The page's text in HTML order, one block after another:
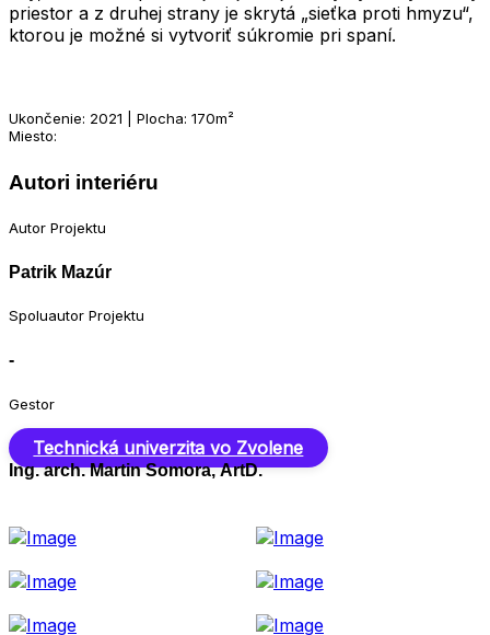
priestor a z druhej strany je skrytá „sieťka proti hmyzu“,
ktorou je možné si vytvoriť súkromie pri spaní.
Ukončenie: 2021 | Plocha: 170m²
Miesto:
Autori interiéru
Autor Projektu
Patrik Mazúr
Spoluautor Projektu
-
Gestor
Technická univerzita vo Zvolene
Ing. arch. Martin Somora, ArtD.